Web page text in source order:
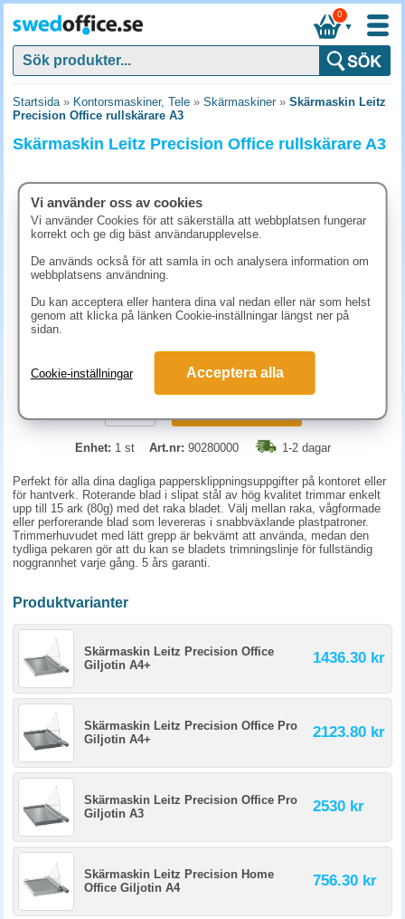
▼
0
Startsida» Kontorsmaskiner, Tele » Skärmaskiner» Skärmaskin Leitz
Precision Office rullskärare A3
Skärmaskin Leitz Precision Office rullskärare A3
1361.30 kr (inkl. moms)
Enhet: 1 st Art.nr: 90280000 1-2 dagar
Perfekt för alla dina dagliga pappersklippningsuppgifter på kontoret eller
för hantverk. Roterande blad i slipat stål av hög kvalitet trimmar enkelt
upp till 15 ark (80g) med det raka bladet. Välj mellan raka, vågformade
eller perforerande blad som levereras i snabbväxlande plastpatroner.
Trimmerhuvudet med lätt grepp är bekvämt att använda, medan den
tydliga pekaren gör att du kan se bladets trimningslinje för fullständig
noggrannhet varje gång. 5 års garanti.
Produktvarianter
Skärmaskin Leitz Precision Office
Giljotin A4+
1436.30 kr
Skärmaskin Leitz Precision Office Pro
Giljotin A4+
2123.80 kr
Skärmaskin Leitz Precision Office Pro
Giljotin A3
2530 kr
Skärmaskin Leitz Precision Home
Office Giljotin A4
756.30 kr
Vi använder oss av cookies
Vi använder Cookies för att säkerställa att webbplatsen fungerar
korrekt och ge dig bäst användarupplevelse.
De används också för att samla in och analysera information om
webbplatsens användning.
Du kan acceptera eller hantera dina val nedan eller när som helst
genom att klicka på länken Cookie-inställningar längst ner på
sidan.
Cookie-inställningar Acceptera alla